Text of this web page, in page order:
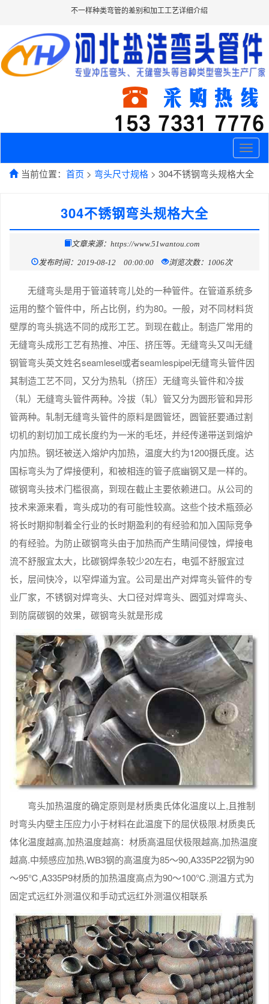
不一样种类弯管的差别和加工工艺详细介绍
Toggle
当前位置： 首页 > 弯头尺寸规格 > 304不锈钢弯头规格大全
304不锈钢弯头规格大全
文章来源：https://www.51wantou.com
发布时间：2019-08-12 00:00:00 浏览次数：1006次
无缝弯头是用于管道转弯儿处的一种管件。在管道系统多
运用的整个管件中，所占比例，约为80。一般，对不同材料货
壁厚的弯头挑选不同的成形工艺。到现在截止。制造厂常用的
无缝弯头成形工艺有热推、冲压、挤压等。无缝弯头又叫无缝
钢管弯头英文姓名seamlesel或者seamlespipel无缝弯头管件因
其制造工艺不同，又分为热轧（挤压）无缝弯头管件和冷拔
（轧）无缝弯头管件两种。冷拔（轧）管又分为圆形管和异形
管两种。轧制无缝弯头管件的原料是圆管坯，圆管胚要通过割
切机的割切加工成长度约为一米的毛坯，并经传递带送到熔炉
内加热。钢坯被送入熔炉内加热，温度大约为1200摄氏度。达
国标弯头为了焊接便利，和被相连的管子底幽钢又是一样的。
碳钢弯头技术门槛很高，到现在截止主要依赖进口。从公司的
技术来源来看，弯头成功的有可能性较高。这些个技术瓶颈必
将长时期抑制着全行业的长时期盈利的有经验和加入国际竞争
的有经验。为防止碳钢弯头由于加热而产生睛间侵蚀，焊接电
流不舒服宜太大，比碳钢焊条较少20左右，电弧不舒服宜过
长，层间快冷，以窄焊道为宜。公司是出产对焊弯头管件的专
业厂家，不锈钢对焊弯头、大口径对焊弯头、圆弧对焊弯头、
到防腐碳钢的效果，碳钢弯头就是形成
弯头加热温度的确定原则是材质奥氏体化温度以上,且推制
时弯头内壁主压应力小于材料在此温度下的屈伏极限.材质奥氏
体化温度越高,加热温度越高：材质高温屈伏极限越高,加热温度
越高.中频感应加热,WB3钢的高温度为85～90,A335P22钢为90
～95℃,A335P9材质的加热温度高点为90～100℃.测温方式为
固定式远红外测温仪和手动式远红外测温仪相联系